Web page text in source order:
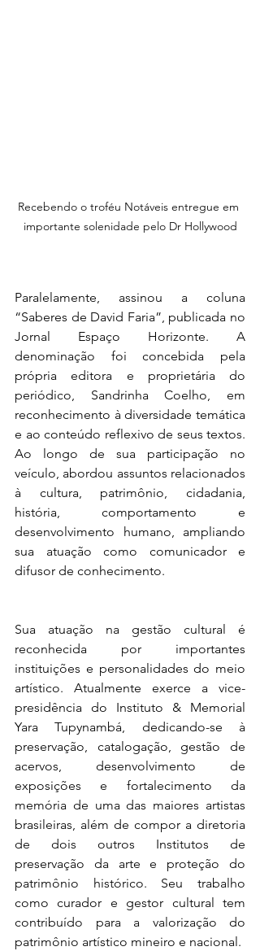
Recebendo o troféu Notáveis entregue em
importante solenidade pelo Dr Hollywood
Paralelamente, assinou a coluna
“Saberes de David Faria”, publicada no
Jornal Espaço Horizonte. A
denominação foi concebida pela
própria editora e proprietária do
periódico, Sandrinha Coelho, em
reconhecimento à diversidade temática
e ao conteúdo reflexivo de seus textos.
Ao longo de sua participação no
veículo, abordou assuntos relacionados
à cultura, patrimônio, cidadania,
história, comportamento e
desenvolvimento humano, ampliando
sua atuação como comunicador e
difusor de conhecimento.
Sua atuação na gestão cultural é
reconhecida por importantes
instituições e personalidades do meio
artístico. Atualmente exerce a vice-
presidência do Instituto & Memorial
Yara Tupynambá, dedicando-se à
preservação, catalogação, gestão de
acervos, desenvolvimento de
exposições e fortalecimento da
memória de uma das maiores artistas
brasileiras, além de compor a diretoria
de dois outros Institutos de
preservação da arte e proteção do
patrimônio histórico. Seu trabalho
como curador e gestor cultural tem
contribuído para a valorização do
patrimônio artístico mineiro e nacional.